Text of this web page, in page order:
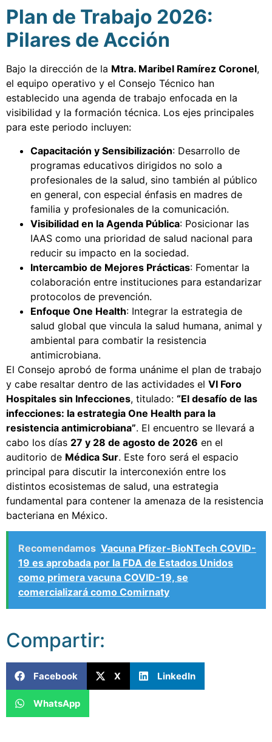
Plan de Trabajo 2026:
Pilares de Acción
Bajo la dirección de la Mtra. Maribel Ramírez Coronel,
el equipo operativo y el Consejo Técnico han
establecido una agenda de trabajo enfocada en la
visibilidad y la formación técnica. Los ejes principales
para este periodo incluyen:
Capacitación y Sensibilización: Desarrollo de
programas educativos dirigidos no solo a
profesionales de la salud, sino también al público
en general, con especial énfasis en madres de
familia y profesionales de la comunicación.
Visibilidad en la Agenda Pública: Posicionar las
IAAS como una prioridad de salud nacional para
reducir su impacto en la sociedad.
Intercambio de Mejores Prácticas: Fomentar la
colaboración entre instituciones para estandarizar
protocolos de prevención.
Enfoque One Health: Integrar la estrategia de
salud global que vincula la salud humana, animal y
ambiental para combatir la resistencia
antimicrobiana.
El Consejo aprobó de forma unánime el plan de trabajo
y cabe resaltar dentro de las actividades el VI Foro
Hospitales sin Infecciones, titulado: “El desafío de las
infecciones: la estrategia One Health para la
resistencia antimicrobiana”. El encuentro se llevará a
cabo los días 27 y 28 de agosto de 2026 en el
auditorio de Médica Sur. Este foro será el espacio
principal para discutir la interconexión entre los
distintos ecosistemas de salud, una estrategia
fundamental para contener la amenaza de la resistencia
bacteriana en México.
Recomendamos Vacuna Pfizer-BioNTech COVID-
19 es aprobada por la FDA de Estados Unidos
como primera vacuna COVID-19, se
comercializará como Comirnaty
Compartir:
Facebook X LinkedIn
WhatsApp